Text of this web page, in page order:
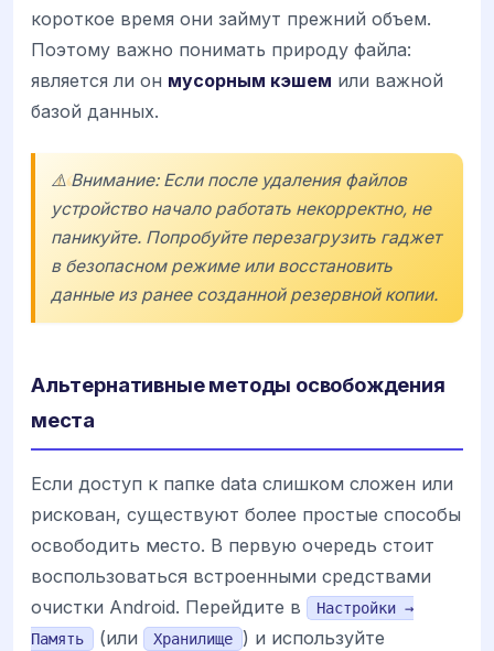
короткое время они займут прежний объем.
Поэтому важно понимать природу файла:
является ли он мусорным кэшем или важной
базой данных.
⚠️ Внимание: Если после удаления файлов
устройство начало работать некорректно, не
паникуйте. Попробуйте перезагрузить гаджет
в безопасном режиме или восстановить
данные из ранее созданной резервной копии.
Альтернативные методы освобождения
места
Если доступ к папке data слишком сложен или
рискован, существуют более простые способы
освободить место. В первую очередь стоит
воспользоваться встроенными средствами
очистки Android. Перейдите в
Настройки →
Память
(или Хранилище ) и используйте